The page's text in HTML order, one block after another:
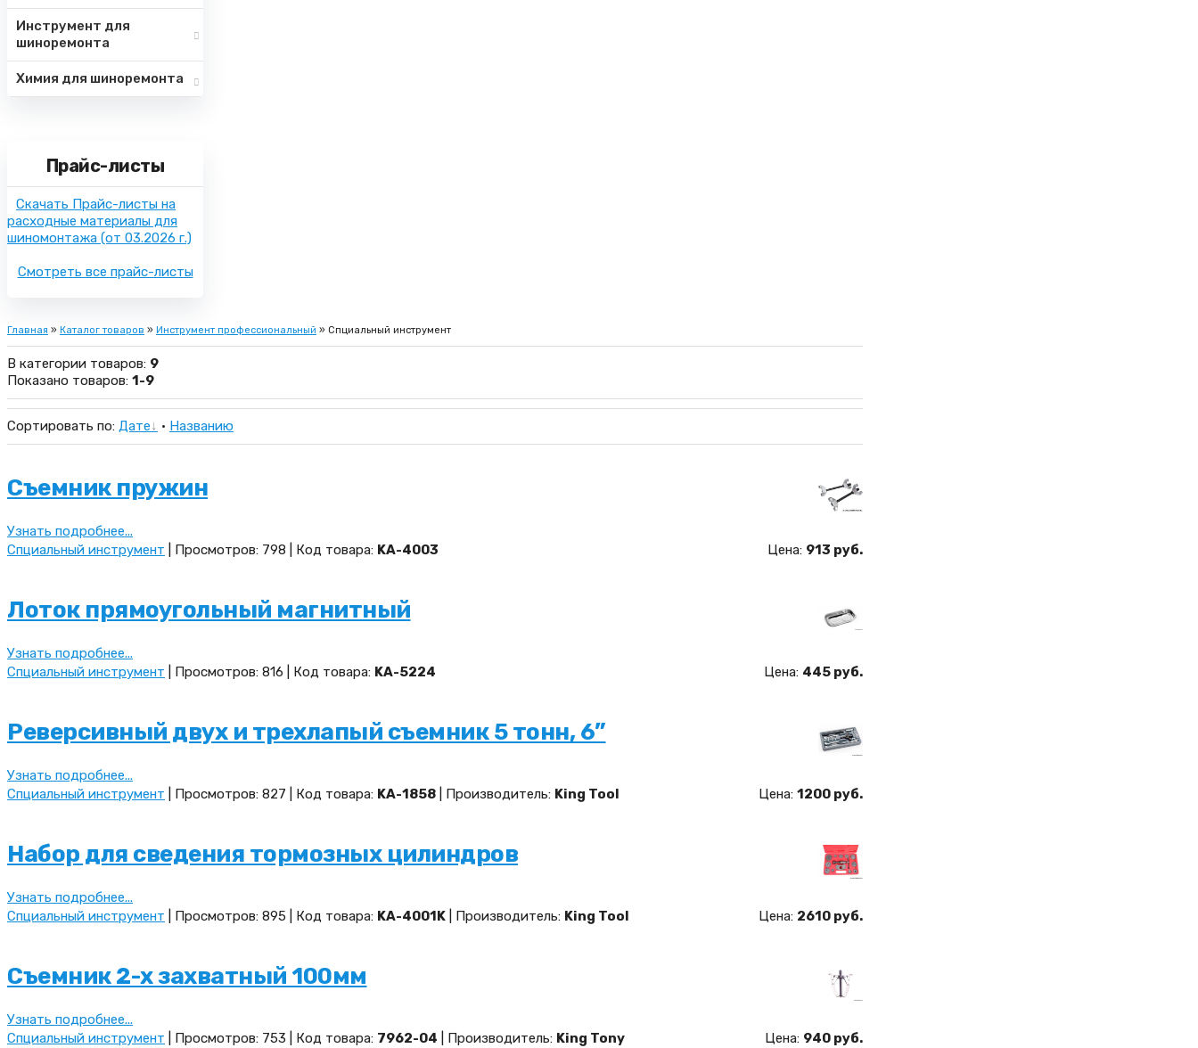
Инструмент для
шиноремонта
Химия для шиноремонта
Прайс-листы
Скачать Прайс-листы на
расходные материалы для
шиномонтажа (от 03.2026 г.)
Смотреть все прайс-листы
Главная » Каталог товаров » Инструмент профессиональный » Спциальный инструмент
В категории товаров: 9
Показано товаров: 1-9
Сортировать по: Дате · Названию
Съемник пружин
Узнать подробнее...
Спциальный инструмент | Просмотров: 798 | Код товара: KA-4003 Цена: 913 руб.
Лоток прямоугольный магнитный
Узнать подробнее...
Спциальный инструмент | Просмотров: 816 | Код товара: KA-5224 Цена: 445 руб.
Реверсивный двух и трехлапый съемник 5 тонн, 6”
Узнать подробнее...
Спциальный инструмент | Просмотров: 827 | Код товара: KA-1858 | Производитель: King Tool Цена: 1200 руб.
Набор для сведения тормозных цилиндров
Узнать подробнее...
Спциальный инструмент | Просмотров: 895 | Код товара: KA-4001K | Производитель: King Tool Цена: 2610 руб.
Съемник 2-х захватный 100мм
Узнать подробнее...
Спциальный инструмент | Просмотров: 753 | Код товара: 7962-04 | Производитель: King Tony Цена: 940 руб.